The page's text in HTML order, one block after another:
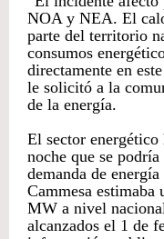
NOA y NEA. El
parte del territorio
consumos
directamente en
le solicitó a la
de la energía.
El sector
noche que se
demanda de
Cammesa estimaba
MW a nivel
alcanzados el 1 de